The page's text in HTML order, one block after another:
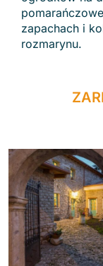
zapachach i
rozmarynu.